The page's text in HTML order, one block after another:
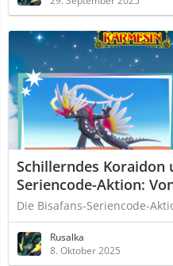
Schillerndes Koraidon
Seriencode-Aktion:
Die Bisafans-Seriencode-
Rusalka
8. Oktober 2025